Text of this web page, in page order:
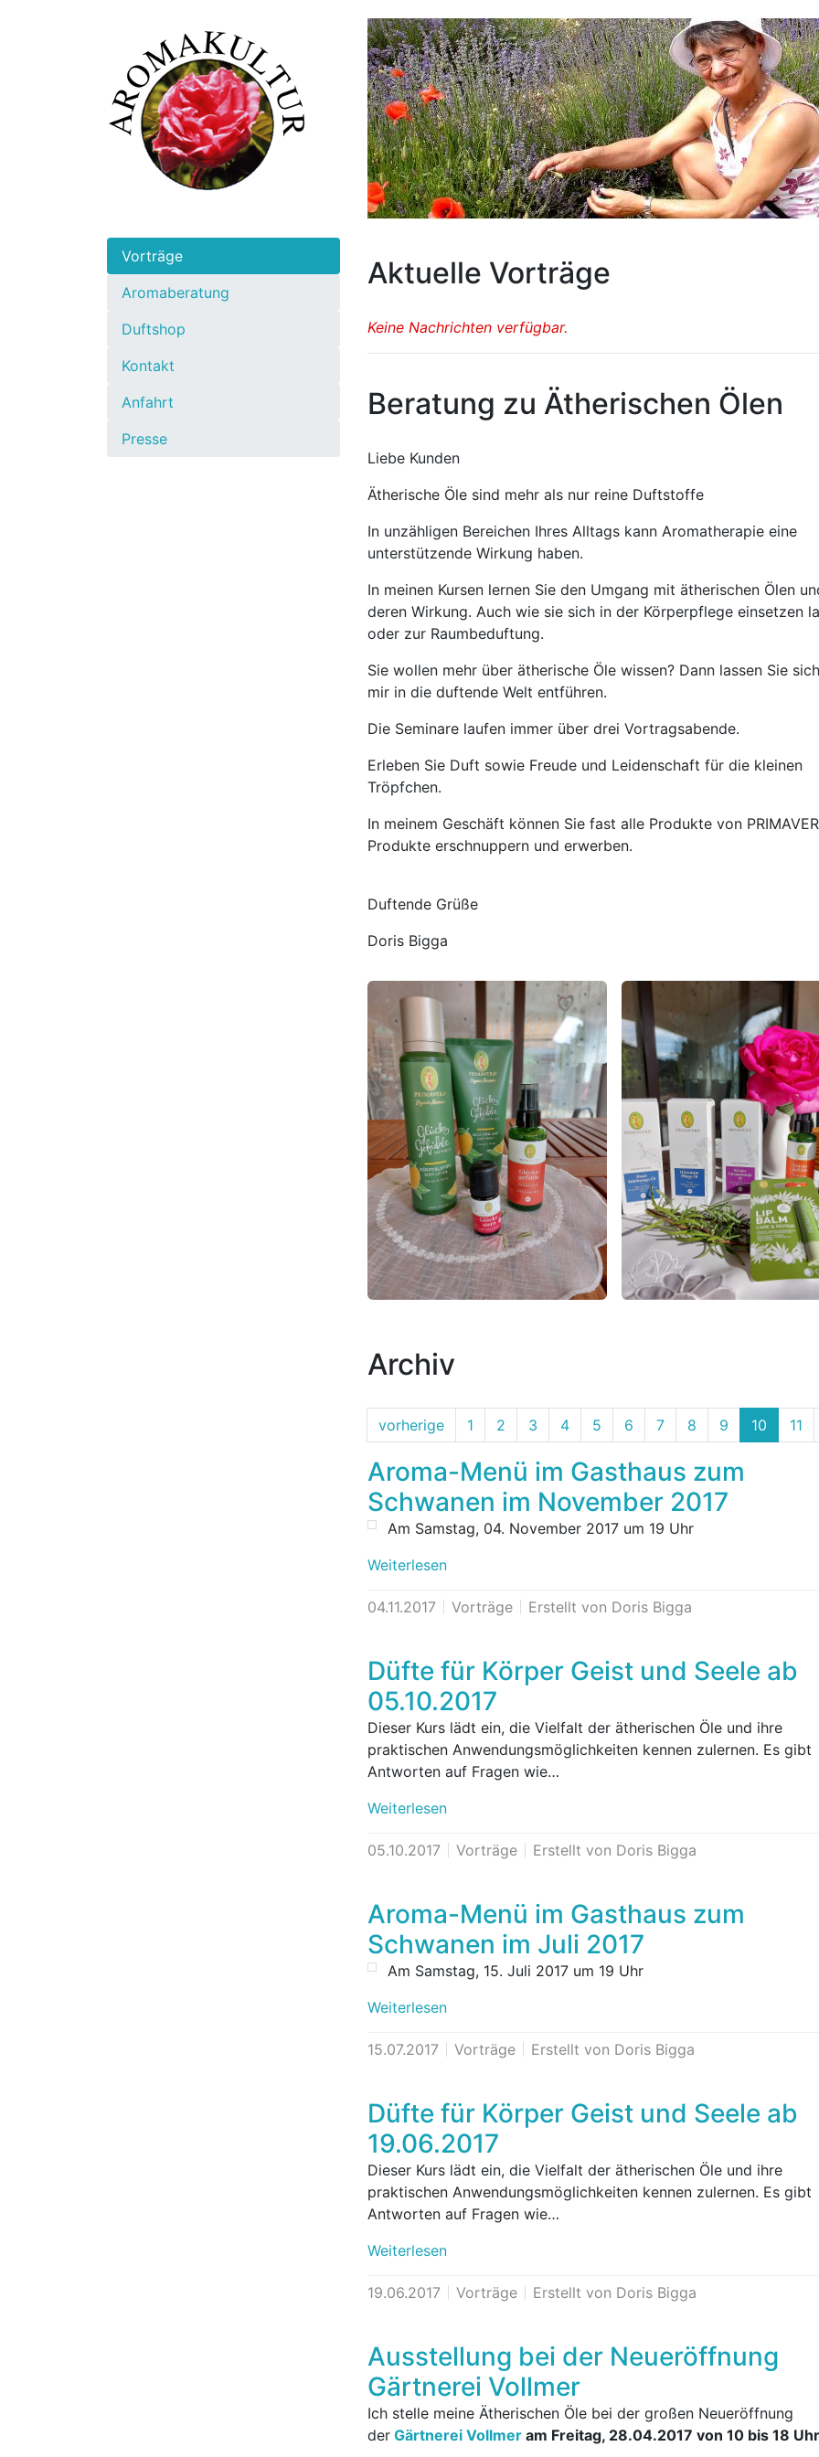
Vorträge
Aromaberatung
Duftshop
Kontakt
Anfahrt
Presse
Aktuelle Vorträge
Keine Nachrichten verfügbar.
Beratung zu Ätherischen Ölen
Liebe Kunden
Ätherische Öle sind mehr als nur reine Duftstoffe
In unzähligen Bereichen Ihres Alltags kann Aromatherapie eine
unterstützende Wirkung haben.
In meinen Kursen lernen Sie den Umgang mit ätherischen Ölen
deren Wirkung. Auch wie sie sich in der Körperpflege einsetzen
oder zur Raumbeduftung.
Sie wollen mehr über ätherische Öle wissen? Dann lassen Sie
mir in die duftende Welt entführen.
Die Seminare laufen immer über drei Vortragsabende.
Erleben Sie Duft sowie Freude und Leidenschaft für die kleinen
Tröpfchen.
In meinem Geschäft können Sie fast alle Produkte von
Produkte erschnuppern und erwerben.
Duftende Grüße
Doris Bigga
Archiv
vorherige 1 2 3 4 5 6 7 8 9 10 11
Aroma-Menü im Gasthaus zum
Schwanen im November 2017
Am Samstag, 04. November 2017 um 19 Uhr
Weiterlesen
04.11.2017 Vorträge Erstellt von Doris Bigga
Düfte für Körper Geist und Seele ab
05.10.2017
Dieser Kurs lädt ein, die Vielfalt der ätherischen Öle und ihre
praktischen Anwendungsmöglichkeiten kennen zulernen. Es gibt
Antworten auf Fragen wie…
Weiterlesen
05.10.2017 Vorträge Erstellt von Doris Bigga
Aroma-Menü im Gasthaus zum
Schwanen im Juli 2017
Am Samstag, 15. Juli 2017 um 19 Uhr
Weiterlesen
15.07.2017 Vorträge Erstellt von Doris Bigga
Düfte für Körper Geist und Seele ab
19.06.2017
Dieser Kurs lädt ein, die Vielfalt der ätherischen Öle und ihre
praktischen Anwendungsmöglichkeiten kennen zulernen. Es gibt
Antworten auf Fragen wie…
Weiterlesen
19.06.2017 Vorträge Erstellt von Doris Bigga
Ausstellung bei der Neueröffnung
Gärtnerei Vollmer
Ich stelle meine Ätherischen Öle bei der großen Neueröffnung
der Gärtnerei Vollmer am Freitag, 28.04.2017 von 10 bis 18